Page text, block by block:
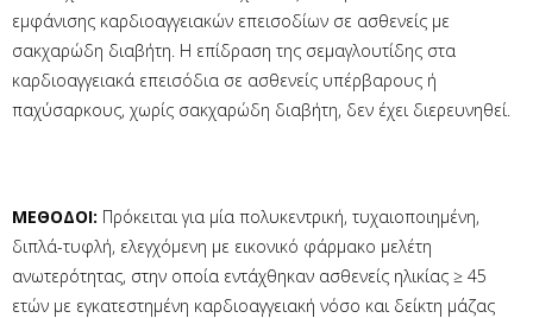
εμφάνισης καρδιοαγγειακών επεισοδίων σε ασθενείς με
σακχαρώδη διαβήτη. Η επίδραση της σεμαγλουτίδης στα
καρδιοαγγειακά επεισόδια σε ασθενείς υπέρβαρους ή
παχύσαρκους, χωρίς σακχαρώδη διαβήτη, δεν έχει διερευνηθεί.
ΜΕΘΟΔΟΙ: Πρόκειται για μία πολυκεντρική, τυχαιοποιημένη,
διπλά-τυφλή, ελεγχόμενη με εικονικό φάρμακο μελέτη
ανωτερότητας, στην οποία εντάχθηκαν ασθενείς ηλικίας ≥ 45
ετών με εγκατεστημένη καρδιοαγγειακή νόσο και δείκτη μάζας